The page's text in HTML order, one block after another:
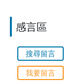
感言區
搜尋留言
我要留言